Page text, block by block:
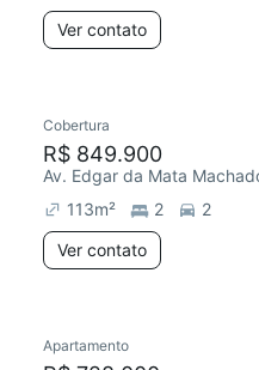
Ver contato
Cobertura
R$ 849.900
Av. Edgar da Mata
113m² 2
2
Ver contato
Apartamento